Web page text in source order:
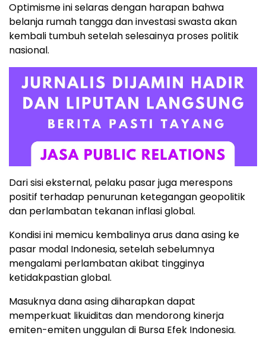
Optimismeiniselarasdengan harapan bahwa
belanja rumah tanggadaninvestasiswastaakan
kembali tumbuhsetelahselesainya proses politik
nasional.
Darisisieksternal, pelaku pasarjuga merespons
positif terhadap penurunan ketegangangeopolitik
dan perlambatan tekananinflasiglobal.
Kondisiini memicu kembalinyaarusdanaasing ke
pasar modal Indonesia,setelahsebelumnya
mengalami perlambatanakibat tingginya
ketidakpastianglobal.
Masuknyadanaasingdiharapkandapat
memperkuat likuiditasdan mendorong kinerja
emiten-emitenunggulandi Bursa Efek Indonesia.